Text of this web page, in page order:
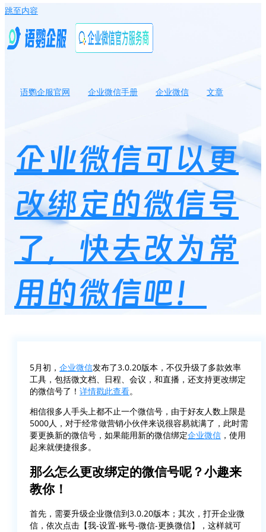
跳至内容
语鹦企服官网 企业微信手册 企业微信
文章
企业微信可以更
改绑定的微信号
了，快去改为常
用的微信吧！
5月初， 企业微信发布了3.0.20版本，不仅升级了多款效率
工具，包括微文档、日程、会议，和直播，还支持更改绑定
的微信号了！ 详情戳此查看。
相信很多人手头上都不止一个微信号，由于好友人数上限是
5000人，对于经常做营销小伙伴来说很容易就满了，此时需
要更换新的微信号，如果能用新的微信绑定企业微信 ，使用
起来就便捷很多。
那么怎么更改绑定的微信号呢？小趣来
教你！
首先，需要升级企业微信到3.0.20版本；其次，打开企业微
信，依次点击【我-设置-账号-微信-更换微信】，这样就可